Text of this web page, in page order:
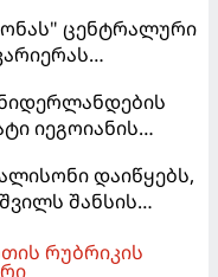
ცენტრალური
ნიდერლანდების
იეგოიანის
დაიწყებს,
შანსის
სჭირდება,
რუბრიკის